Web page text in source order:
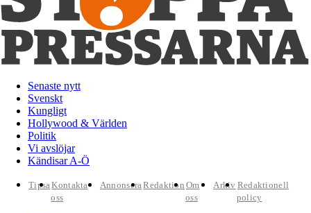
Senaste nytt
Svenskt
Kungligt
Hollywood & Världen
Politik
Vi avslöjar
Kändisar A-Ö
TipsaKontakta
oss
AnnonseraRedaktion Om
oss
Arkiv Redaktionell
policy